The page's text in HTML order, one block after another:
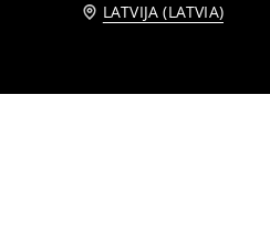
LATVIJA (LATVIA)